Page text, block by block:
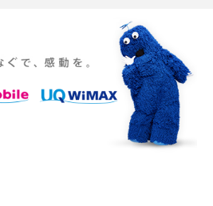
）の違いは？サイズやスペックを比較して解説
較！スペック・機能の違いをわかりやすく紹介
！価格・サイズ・カメラ性能の違いを徹底解説
カメラ・スペック・機能を徹底比較